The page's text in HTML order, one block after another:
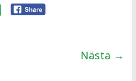
Nästa →